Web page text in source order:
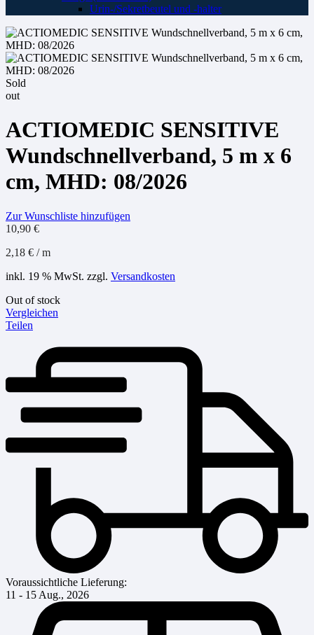
Urin-/Sekretbeutel und -halter
Sold
out
ACTIOMEDIC SENSITIVE
Wundschnellverband, 5 m x 6
cm, MHD: 08/2026
Zur Wunschliste hinzufügen
10,90 €
2,18 € /m
inkl. 19 % MwSt. zzgl. Versandkosten
Out of stock
Vergleichen
Teilen
Voraussichtliche Lieferung:
11 - 15 Aug., 2026